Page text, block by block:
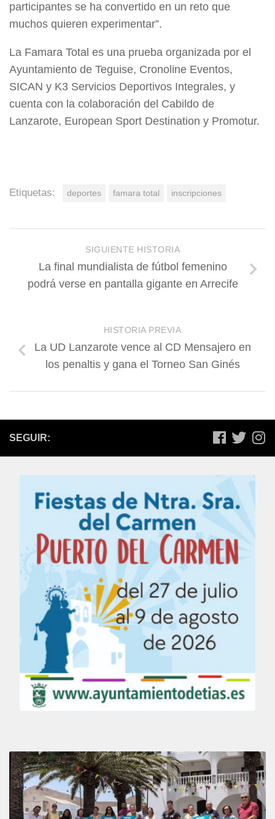
participantes se ha convertido en un reto que
muchos quieren experimentar”.
La Famara Total es una prueba organizada por el
Ayuntamiento de Teguise, Cronoline Eventos,
SICAN y K3 Servicios Deportivos Integrales, y
cuenta con la colaboración del Cabildo de
Lanzarote, European Sport Destination y Promotur.
Etiquetas: deportes famara total inscripciones
SIGUIENTE HISTORIA
La final mundialista de fútbol femenino
podrá verse en pantalla gigante en Arrecife
HISTORIA PREVIA
La UD Lanzarote vence al CD Mensajero en
los penaltis y gana el Torneo San Ginés
SEGUIR: